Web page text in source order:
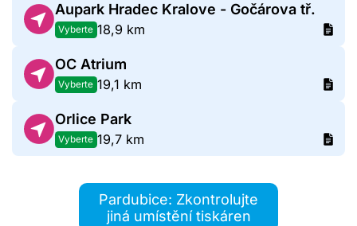
Aupark Hradec Kralove - Gočárova tř.
Vyberte 18,9 km
OC Atrium
Vyberte 19,1 km
Orlice Park
Vyberte 19,7 km
Pardubice: Zkontrolujte
jiná umístění tiskáren